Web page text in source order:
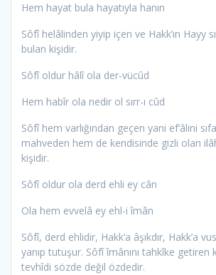
Hem hayat bula hayatıyla hanın
Sôfî helâlinden yiyip içen ve Hakk’ın Hayy
bulan kişidir.
Sôfî oldur hâlî ola der-vücûd
Hem habîr ola nedir ol sırr-ı cûd
Sôfî hem varlığından geçen yani ef’âlini
mahveden hem de kendisinde gizli olan
kişidir.
Sôfî oldur ola derd ehli ey cân
Ola hem evvelâ ey ehl-i îmân
Sôfî, derd ehlidir, Hakk’a âşıkdır, Hakk’a
yanıp tutuşur. Sôfî îmânını tahkîke getiren
tevhîdi sözde değil özdedir.